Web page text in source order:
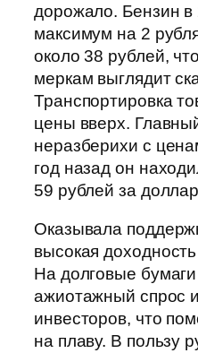
дорожало. Бензин в
максимум на 2
около 38 рублей,
меркам выглядит
Транспортировка
цены вверх.
неразберихи с
год назад он
59 рублей за
Оказывала
высокая
На долговые
ажиотажный спрос
инвесторов, что
на плаву. В пользу